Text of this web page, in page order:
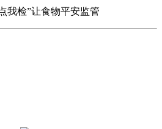
我检”让食物平安监管